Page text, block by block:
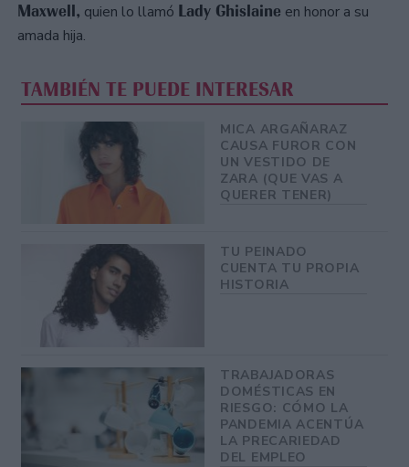
Maxwell, quien lo llamó Lady Ghislaine en honor a su
amada hija.
TAMBIÉN TE PUEDE INTERESAR
MICA ARGAÑARAZ
CAUSA FUROR CON
UN VESTIDO DE
ZARA (QUE VAS A
QUERER TENER)
TU PEINADO
CUENTA TU PROPIA
HISTORIA
TRABAJADORAS
DOMÉSTICAS EN
RIESGO: CÓMO LA
PANDEMIA ACENTÚA
LA PRECARIEDAD
DEL EMPLEO